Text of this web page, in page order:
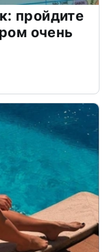
пройдите
очень